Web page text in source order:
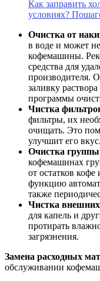
Как заправить
условиях?
Очистка от
в воде и может
кофемашины.
средства для
производителя.
заливку
программы
Чистка
фильтры, их
очищать. Это
улучшит его вкус.
Очистка
кофемашинах
от остатков
функцию
также
Чистка внешних
для капель и
протирать
загрязнения.
Замена расходных
обслуживании